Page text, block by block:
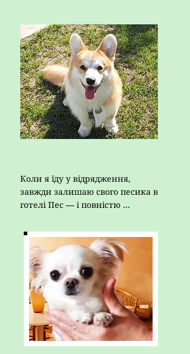
Коли я їду у відрядження,
завжди залишаю свого песика в
готелі Пес — і повністю
у надійних руках: під наглядом,
доглянутий, нагодований,
награний і щасливий.
Дуже приємно спостерігати, як
він щоразу з радістю біжить до
Олі — видно, що йому там
комфортно і він почувається як
вдома.
Щиро дякую Олі за її
професіоналізм, тепле